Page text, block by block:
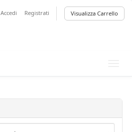
Accedi Registrati Visualizza Carrello